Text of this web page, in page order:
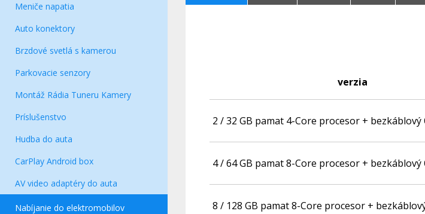
Meniče napatia
Auto konektory
Brzdové svetlá s kamerou
Parkovacie senzory
Montáž Rádia Tuneru Kamery
Príslušenstvo
Hudba do auta
CarPlay Android box
AV video adaptéry do auta
Nabíjanie do elektromobilov
verzia
2 / 32 GB pamat 4-Core procesor + bezkáblový
4 / 64 GB pamat 8-Core procesor + bezkáblový
8 / 128 GB pamat 8-Core procesor +